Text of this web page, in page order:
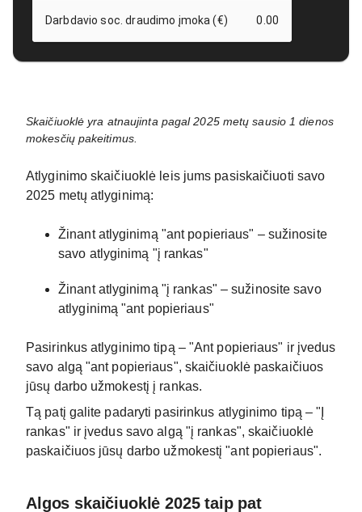
Darbdavio soc. draudimo įmoka (€) 0.00
Skaičiuoklė yra atnaujinta pagal 2025 metų sausio 1 dienos
mokesčių pakeitimus.
Atlyginimo skaičiuoklė leis jums pasiskaičiuoti savo
2025 metų atlyginimą:
Žinant atlyginimą "ant popieriaus" – sužinosite
savo atlyginimą "į rankas"
Žinant atlyginimą "į rankas" – sužinosite savo
atlyginimą "ant popieriaus"
Pasirinkus atlyginimo tipą – "Ant popieriaus" ir įvedus
savo algą "ant popieriaus", skaičiuoklė paskaičiuos
jūsų darbo užmokestį į rankas.
Tą patį galite padaryti pasirinkus atlyginimo tipą – "Į
rankas" ir įvedus savo algą "į rankas", skaičiuoklė
paskaičiuos jūsų darbo užmokestį "ant popieriaus".
Algos skaičiuoklė 2025 taip pat